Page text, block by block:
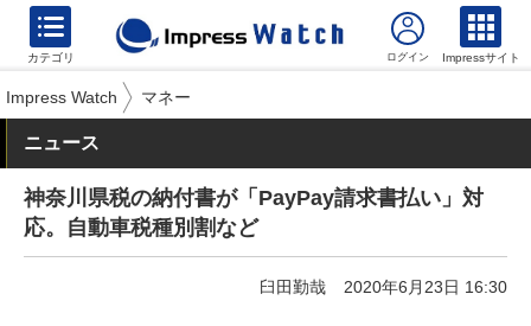
カテゴリ Impressサイト
Impress Watch マネー
ニュース
神奈川県税の納付書が「PayPay請求書払い」対
応。自動車税種別割など
臼田勤哉 2020年6月23日 16:30